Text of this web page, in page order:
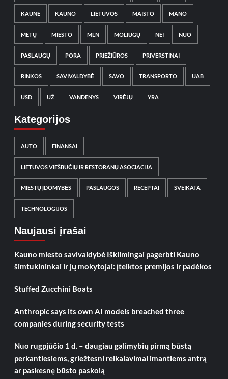
KAUNE KAUNO LIETUVOS MAISTO MANO
METŲ MIESTO MLN MOLIŪGŲ NEI NUO
PASLAUGŲ PORA PRIEŽIŪROS PRIVERSTINAI
RINKOS SAVIVALDYBĖ SAVO TRANSPORTO UAB
USD UŽ VANDENYS VIRĖJŲ YRA
Kategorijos
AUTO FINANSAI
LIETUVOS VIEŠBUČIŲ IR RESTORANŲ ASOCIACIJA
MIESTŲ ĮDOMYBĖS PASLAUGOS RECEPTAI SVEIKATA
TECHNOLOGIJOS
Naujausi įrašai
Kauno miesto savivaldybė Iškilmingai pagerbti Kauno
šimtukininkai ir jų mokytojai: įteiktos premijos ir padėkos
Stuffed Zucchini Boats
Anthropic says its own AI models breached three
companies during security tests
Nuo rugpjūčio 1 d. – daugiau galimybių pirmą būstą
perkantiesiems, griežtesni reikalavimai imantiems antrą
ar paskesnę būsto paskolą